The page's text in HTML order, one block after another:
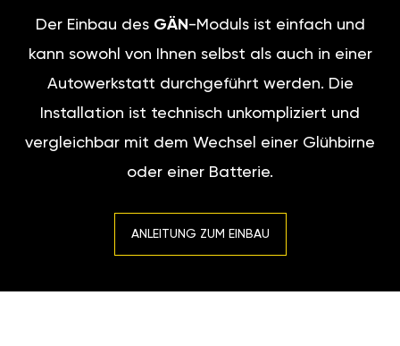
Der Einbau des GÄN -Moduls ist einfach und
kann sowohl von Ihnen selbst als auch in einer
Autowerkstatt durchgeführt werden. Die
Installation ist technisch unkompliziert und
vergleichbar mit dem Wechsel einer Glühbirne
oder einer Batterie.
ANLEITUNG ZUM EINBAU